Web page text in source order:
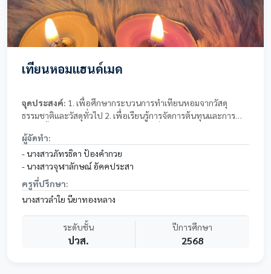
เทียนหอมแฮนด์เมด
จุดประสงค์: 1. เพื่อศึกษากระบวนการทำเทียนหอมจากวัสดุ
ธรรมชาติและวัสดุทั่วไป 2. เพื่อเรียนรู้การจัดการต้นทุนและการ
ของผู้ใช้เทียนหอม
ผู้จัดทำ:
- นางสาวภัทรธิดา ป้องคำกวย
- นางสาวจุฬาลักษณ์ อัคคประสา
ครูที่ปรึกษา:
นางสาวลำใย นียาทองหลาง
ระดับชั้น
ปวส.
ปีการศึกษา
2568